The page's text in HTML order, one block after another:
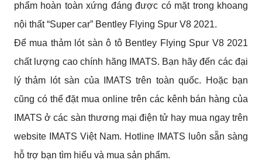
phẩm hoàn toàn xứng đáng được có mặt trong khoang
nội thất “Super car” Bentley Flying Spur V8 2021.
Để mua thảm lót sàn ô tô Bentley Flying Spur V8 2021
chất lượng cao chính hãng IMATS. Bạn hãy đến các đại
lý thảm lót sàn của IMATS trên toàn quốc. Hoặc bạn
cũng có thể đặt mua online trên các kênh bán hàng của
IMATS ở các sàn thương mại điện tử hay mua ngay trên
website IMATS Việt Nam. Hotline IMATS luôn sẵn sàng
hỗ trợ bạn tìm hiểu và mua sản phẩm.